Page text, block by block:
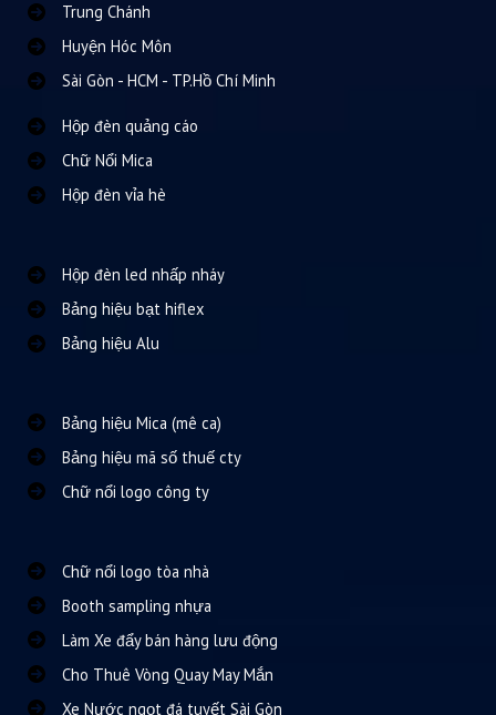
Trung Chánh
Huyện Hóc Môn
Sài Gòn - HCM - TP.Hồ Chí Minh
Hộp đèn quảng cáo
Chữ Nổi Mica
Hộp đèn vỉa hè
Hộp đèn led nhấp nháy
Bảng hiệu bạt hiflex
Bảng hiệu Alu
Bảng hiệu Mica (mê ca)
Bảng hiệu mã số thuế cty
Chữ nổi logo công ty
Chữ nổi logo tòa nhà
Booth sampling nhựa
Làm Xe đẩy bán hàng lưu động
Cho Thuê Vòng Quay May Mắn
Xe Nước ngọt đá tuyết Sài Gòn